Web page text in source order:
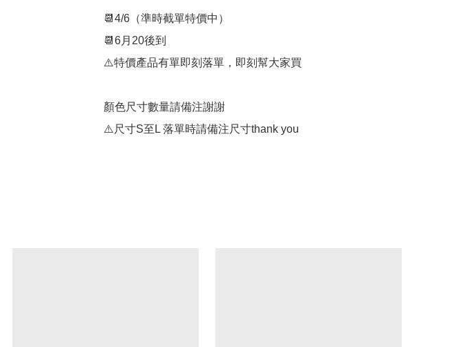
📆4/6（準時截單特價中）
📆6月20後到
⚠️特價產品有單即刻落單，即刻幫大家買
顏色尺寸數量請備注謝謝
⚠️尺寸S至L 落單時請備注尺寸thank you